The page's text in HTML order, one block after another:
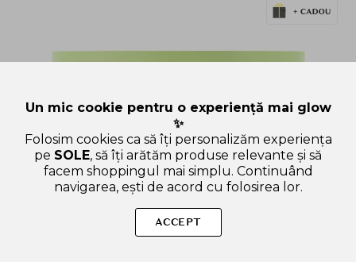
Un mic cookie pentru o experiență mai glow
✨
Folosim cookies ca să îți personalizăm experiența
pe SOLE, să îți arătăm produse relevante și să
facem shoppingul mai simplu. Continuând
navigarea, ești de acord cu folosirea lor.
ACCEPT